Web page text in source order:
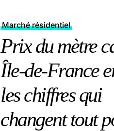
Marché résidentiel
Prix du mètre
Île-de-France
les chiffres qui
changent tout